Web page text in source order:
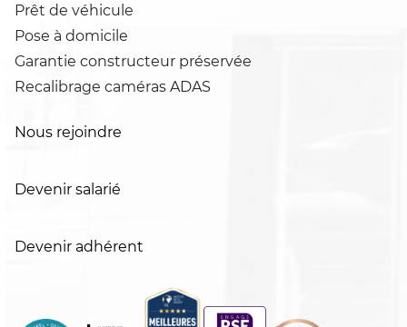
Prêt de véhicule
Pose à domicile
Garantie constructeur préservée
Recalibrage caméras ADAS
Nous rejoindre
Devenir salarié
Devenir adhérent